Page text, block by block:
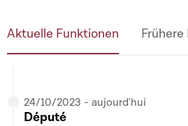
Aktuelle Funktionen
24/10/2023 - aujourd'hui
Député